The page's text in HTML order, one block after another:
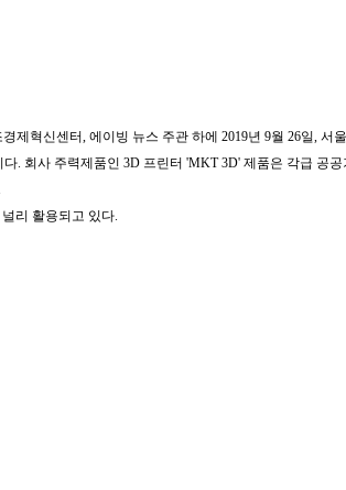
혁신센터, 에이빙 뉴스 주관 하에 2019년 9월 26일, 서
. 회사 주력제품인 3D 프린터 'MKT 3D' 제품은 각급 공
리 활용되고 있다.